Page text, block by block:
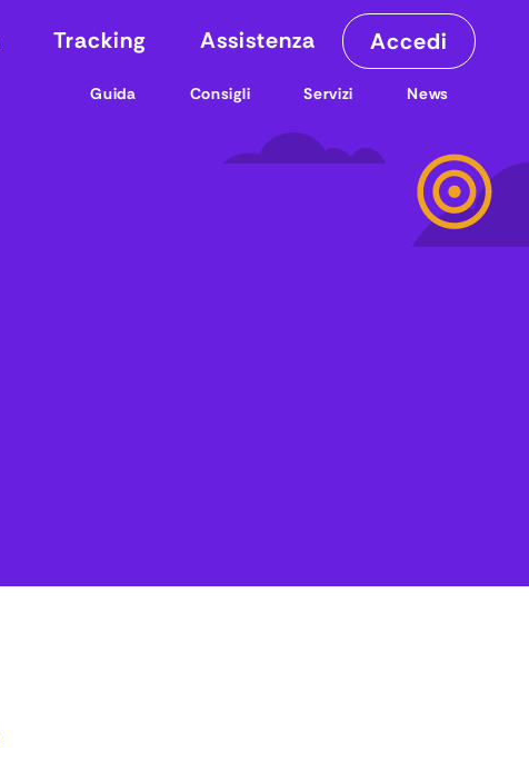
Tracking Assistenza Accedi
Guida Consigli Servizi News